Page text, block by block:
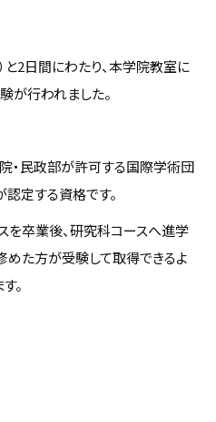
と2日間にわたり、本学院教室に
が行われました。
・民政部が許可する国際学術団
定する資格です。
を卒業後、研究科コースへ進学
めた方が受験して取得できるよ
。